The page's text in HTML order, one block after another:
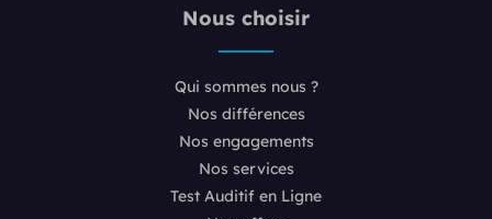
Nous choisir
Qui sommes nous ?
Nos différences
Nos engagements
Nos services
Test Auditif en Ligne